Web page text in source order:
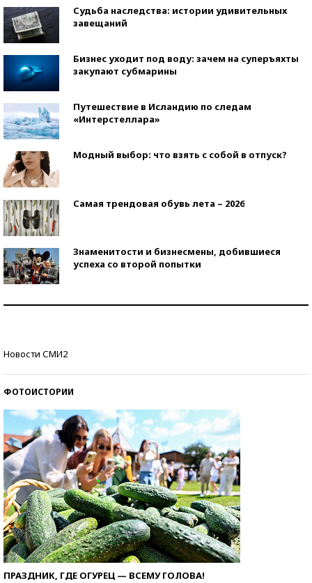
Судьба наследства: истории удивительных
завещаний
Бизнес уходит под воду: зачем на суперъяхты
закупают субмарины
Путешествие в Исландию по следам
«Интерстеллара»
Модный выбор: что взять с собой в отпуск?
Самая трендовая обувь лета – 2026
Знаменитости и бизнесмены, добившиеся
успеха со второй попытки
Новости СМИ2
ФОТОИСТОРИИ
ПРАЗДНИК, ГДЕ ОГУРЕЦ — ВСЕМУ ГОЛОВА!